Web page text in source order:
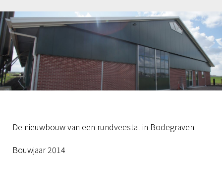
De nieuwbouw van een rundveestal in Bodegraven
Bouwjaar 2014